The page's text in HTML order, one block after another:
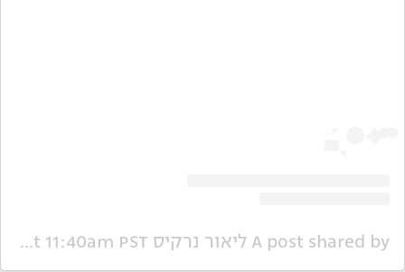
A post shared by ליאור נרקיס Lior Narkis (@liornarkis) Dec 28, 2019 at 11:40am PST